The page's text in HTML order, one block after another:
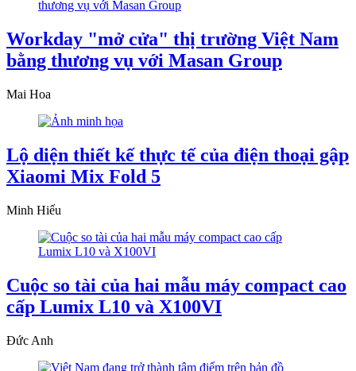
Workday "mở cửa" thị trường Việt Nam
bằng thương vụ với Masan Group
Mai Hoa
Lộ diện thiết kế thực tế của điện thoại gập
Xiaomi Mix Fold 5
Minh Hiếu
Cuộc so tài của hai mẫu máy compact cao
cấp Lumix L10 và X100VI
Đức Anh